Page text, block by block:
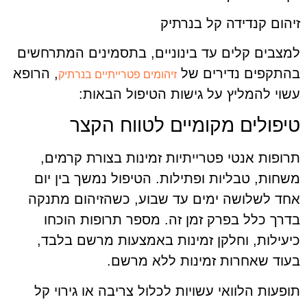
זיהום קנדידה קל בנרתיק
למצבים קלים עד בינוניים, בתסמינים המתרחשים
בהתקפים נדירים של זיהומים פטרייתיים בנרתיק, הרופא
עשוי להמליץ על גישות הטיפול הבאות:
טיפולים מקומיים לטווח הקצר
תרופות אנטי פטרייתיות זמינות בצורת קרמים,
משחות, טבליות ופתילות. הטיפול נמשך בין יום
אחד לשלושה ימים עד שבוע, כשהזיהום מתנקה
בדרך כלל בפרק זמן זה. מספר תרופות הוכחו
כיעילות, וחלקן זמינות באמצעות מרשם בלבד,
בעוד שאחרות זמינות ללא מרשם.
תופעות הלוואי עשויות לכלול צריבה או גירוי קל